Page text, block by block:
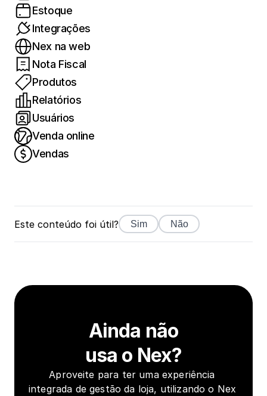
Estoque
Integrações
Nex na web
Nota Fiscal
Produtos
Relatórios
Usuários
Venda online
Vendas
Este conteúdo foi útil? Sim Não
Ainda não
usa o Nex?
Aproveite para ter uma experiência
integrada de gestão da loja, utilizando o Nex